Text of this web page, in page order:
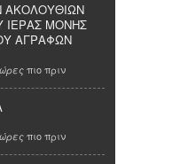
ΑΚΟΛΟΥΘΙΩΝ
ΙΕΡΑΣ ΜΟΝΗΣ
ΑΓΡΑΦΩΝ
πιο πριν
πιο πριν